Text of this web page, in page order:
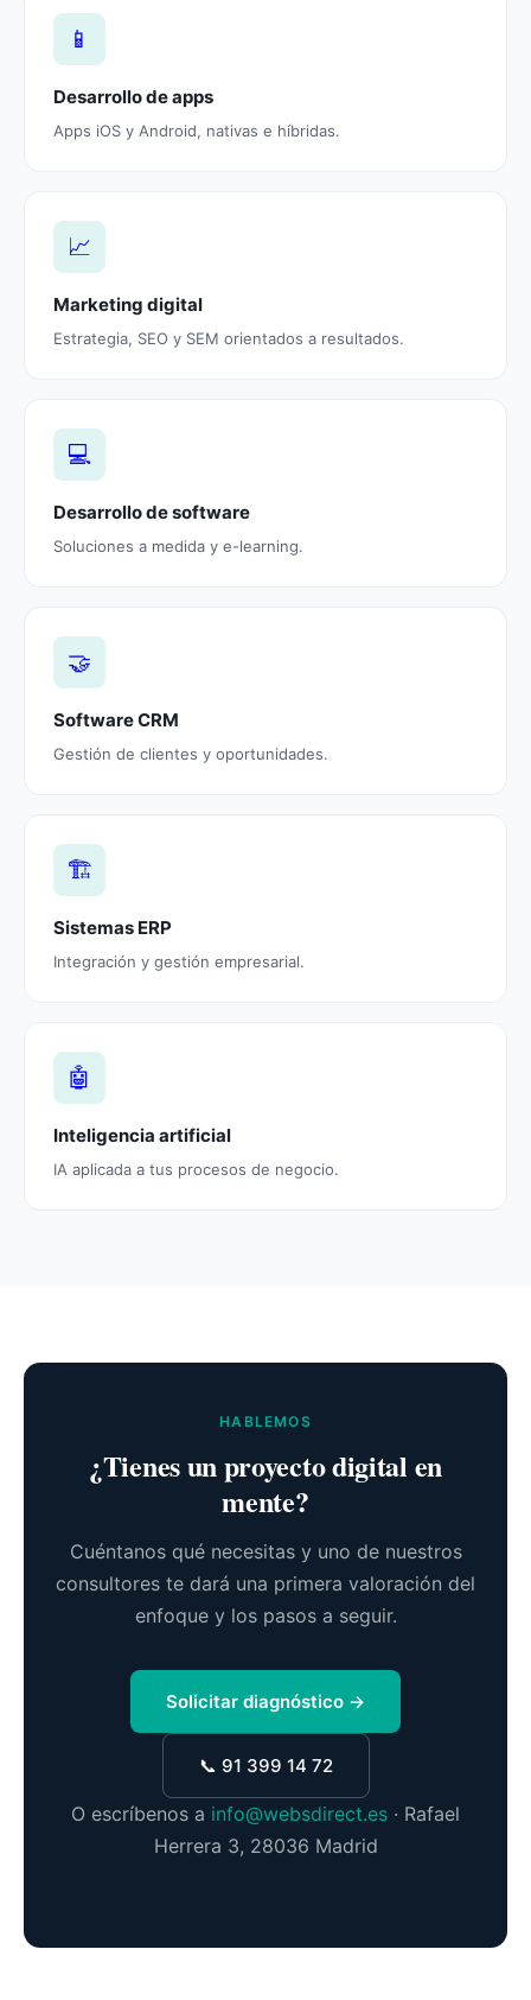
📱
Desarrollo de apps
Apps iOS y Android, nativas e híbridas.
📈
Marketing digital
Estrategia, SEO y SEM orientados a resultados.
💻
Desarrollo de software
Soluciones a medida y e-learning.
🤝
Software CRM
Gestión de clientes y oportunidades.
🏗️
Sistemas ERP
Integración y gestión empresarial.
🤖
Inteligencia artificial
IA aplicada a tus procesos de negocio.
HABLEMOS
¿Tienes un proyecto digital en
mente?
Cuéntanos qué necesitas y uno de nuestros
consultores te dará una primera valoración del
enfoque y los pasos a seguir.
Solicitar diagnóstico →
📞 91 399 14 72
O escríbenos a info@websdirect.es · Rafael
Herrera 3, 28036 Madrid